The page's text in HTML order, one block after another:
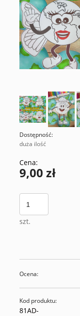
Dostępność:
duża ilość
Cena:
9,00 zł
szt.
Ocena:
Kod produktu:
81AD-